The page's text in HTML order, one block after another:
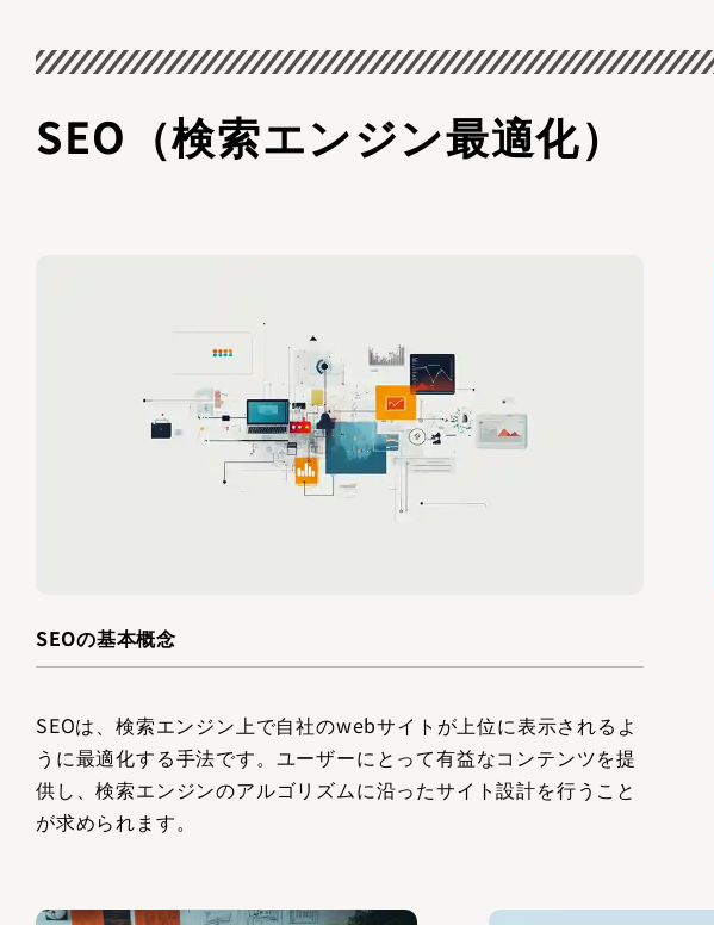
SEO（検索エンジン最適化）
SEOの基本概念
SEOは、検索エンジン上で自社のwebサイトが上位に表示されるよ
うに最適化する手法です。ユーザーにとって有益なコンテンツを提
供し、検索エンジンのアルゴリズムに沿ったサイト設計を行うこと
が求められます。